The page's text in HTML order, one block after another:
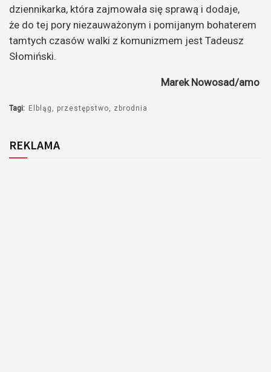
dziennikarka, która zajmowała się sprawą i dodaje,
że do tej pory niezauważonym i pomijanym bohaterem
tamtych czasów walki z komunizmem jest Tadeusz
Słomiński.
Marek Nowosad/amo
Tagi: Elbląg przestępstwo zbrodnia
REKLAMA